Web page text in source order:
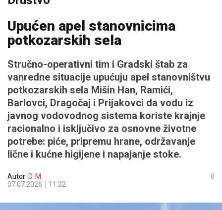
Upućen apel stanovnicima
potkozarskih sela
Stručno-operativni tim i Gradski štab za
vanredne situacije upućuju apel stanovništvu
potkozarskih sela Mišin Han, Ramići,
Barlovci, Dragočaj i Prijakovci da vodu iz
javnog vodovodnog sistema koriste krajnje
racionalno i isključivo za osnovne životne
potrebe: piće, pripremu hrane, održavanje
lične i kućne higijene i napajanje stoke.
Autor: D. M.
07.07.2026.
11:32
0